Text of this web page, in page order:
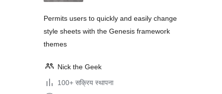
Permits users to quickly and easily change
style sheets with the Genesis framework
themes
Nick the Geek
100+ सक्रिय स्थापना